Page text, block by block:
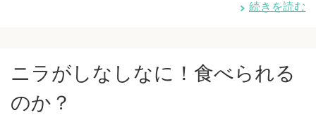
続きを読む
ニラがしなしなに！食べられる
のか？